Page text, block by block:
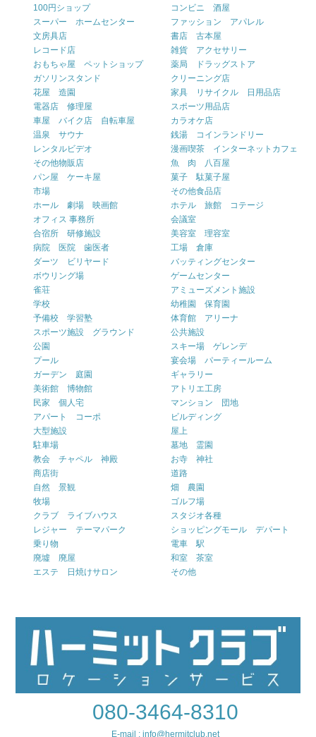
100円ショップ
コンビニ 酒屋
スーパー ホームセンター
ファッション アパレル
文房具店
書店 古本屋
レコード店
雑貨 アクセサリー
おもちゃ屋 ペットショップ
薬局 ドラッグストア
ガソリンスタンド
クリーニング店
花屋 造園
家具 リサイクル 日用品店
電器店 修理屋
スポーツ用品店
車屋 バイク店 自転車屋
カラオケ店
温泉 サウナ
銭湯 コインランドリー
レンタルビデオ
漫画喫茶 インターネットカフェ
その他物販店
魚 肉 八百屋
パン屋 ケーキ屋
菓子 駄菓子屋
市場
その他食品店
ホール 劇場 映画館
ホテル 旅館 コテージ
オフィス 事務所
会議室
合宿所 研修施設
美容室 理容室
病院 医院 歯医者
工場 倉庫
ダーツ ビリヤード
バッティングセンター
ボウリング場
ゲームセンター
雀荘
アミューズメント施設
学校
幼稚園 保育園
予備校 学習塾
体育館 アリーナ
スポーツ施設 グラウンド
公共施設
公園
スキー場 ゲレンデ
プール
宴会場 パーティールーム
ガーデン 庭園
ギャラリー
美術館 博物館
アトリエ工房
民家 個人宅
マンション 団地
アパート コーポ
ビルディング
大型施設
屋上
駐車場
墓地 霊園
教会 チャペル 神殿
お寺 神社
商店街
道路
自然 景観
畑 農園
牧場
ゴルフ場
クラブ ライブハウス
スタジオ各種
レジャー テーマパーク
ショッピングモール デパート
乗り物
電車 駅
廃墟 廃屋
和室 茶室
エステ 日焼けサロン
その他
080-3464-8310
E-mail : info@hermitclub.net